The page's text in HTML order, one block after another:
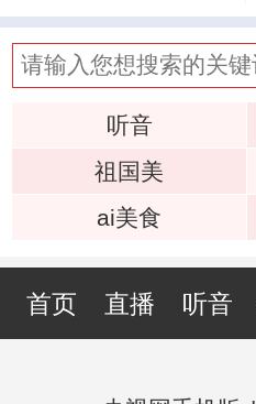
听音
祖国美
ai美食
首页 直播 听音